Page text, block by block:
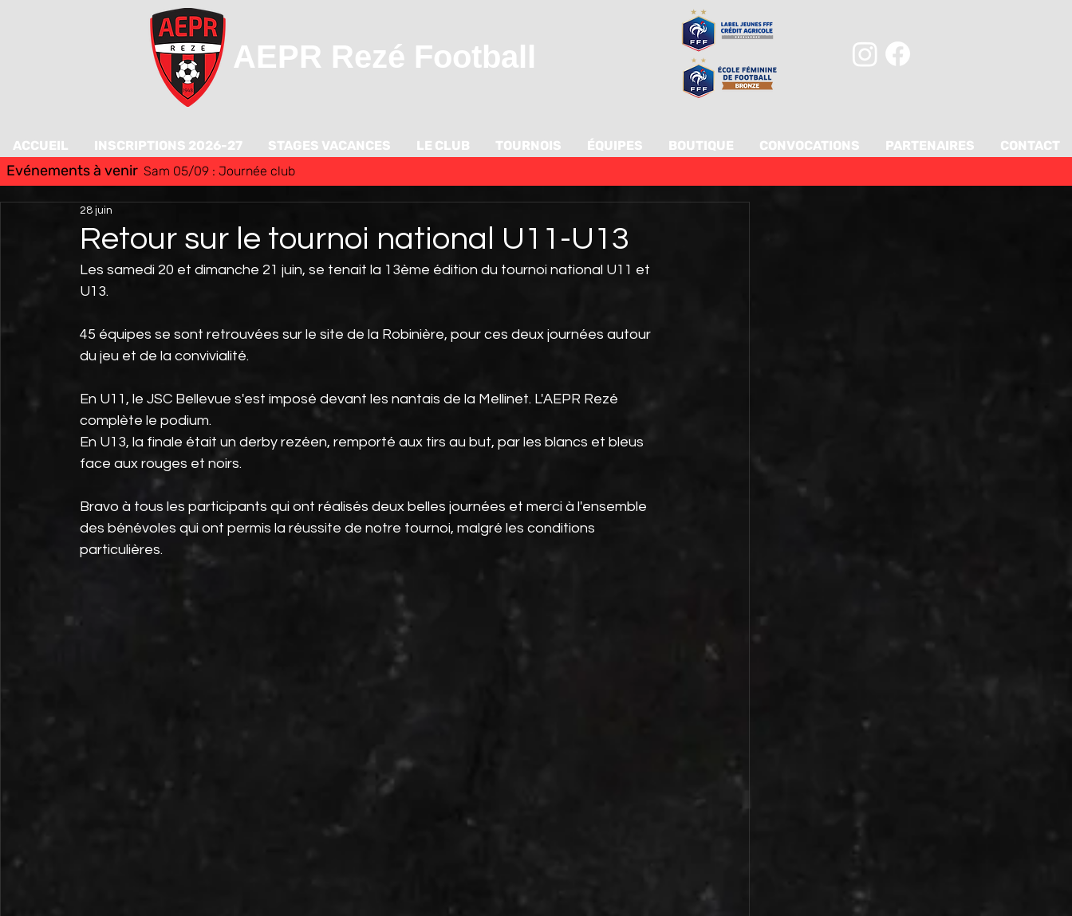
AEPR Rezé Football
ACCUEIL INSCRIPTIONS 2026-27 STAGES VACANCES LE CLUB TOURNOIS ÉQUIPES BOUTIQUE CONVOCATIONS PARTENAIRES CONTACT
Evénements à venir Sam 05/09 : Journée club
Retour sur le tournoi national U11-U13
28 juin
Les samedi 20 et dimanche 21 juin, se tenait la 13ème édition du tournoi national U11 et
U13.
45 équipes se sont retrouvées sur le site de la Robinière, pour ces deux journées autour
du jeu et de la convivialité.
En U11, le JSC Bellevue s'est imposé devant les nantais de la Mellinet. L'AEPR Rezé
complète le podium.
En U13, la finale était un derby rezéen, remporté aux tirs au but, par les blancs et bleus
face aux rouges et noirs.
Bravo à tous les participants qui ont réalisés deux belles journées et merci à l'ensemble
des bénévoles qui ont permis la réussite de notre tournoi, malgré les conditions
particulières.